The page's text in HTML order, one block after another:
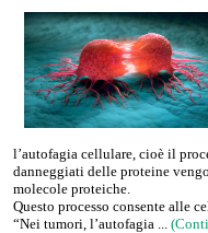
l’autofagia cellulare, cioè il
danneggiati delle proteine
molecole proteiche.
Questo processo consente alle
“Nei tumori, l’autofagia ...